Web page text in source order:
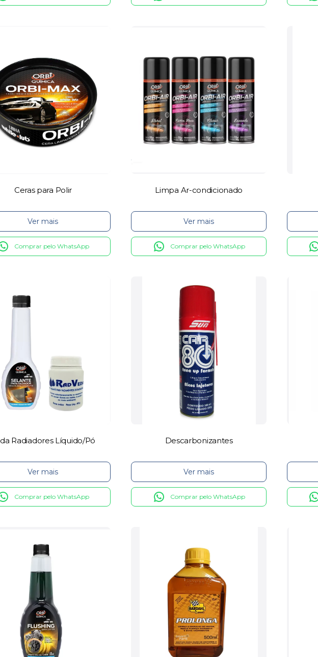
Ceras para Polir
Ver mais
Comprar pelo WhatsApp
Limpa Ar-condicionado
Ver mais
Comprar pelo WhatsApp
Radiadores Líquido/Pó
Ver mais
Comprar pelo WhatsApp
Descarbonizantes
Ver mais
Comprar pelo WhatsApp